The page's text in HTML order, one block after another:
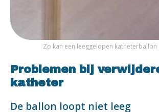
Zo kan een leeggelopen katheterballon
Problemen bij
katheter
De ballon loopt niet leeg